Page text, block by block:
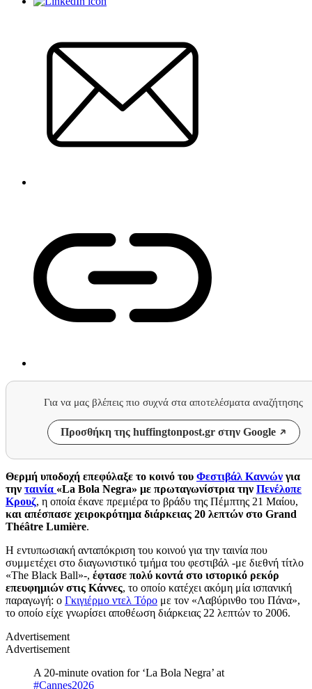
Για να μας βλέπεις πιο συχνά στα αποτελέσματα αναζήτησης
Προσθήκη της huffingtonpost.gr στην Google
Θερμή υποδοχή επεφύλαξε το κοινό του Φεστιβάλ Καννών για
την ταινία «La Bola Negra» με πρωταγωνίστρια την Πενέλοπε
Κρουζ, η οποία έκανε πρεμιέρα το βράδυ της Πέμπτης 21 Μαίου,
και απέσπασε χειροκρότημα διάρκειας 20 λεπτών στο Grand
Théâtre Lumière.
Η εντυπωσιακή ανταπόκριση του κοινού για την ταινία που
συμμετέχει στο διαγωνιστικό τμήμα του φεστιβάλ -με διεθνή τίτλο
«The Black Ball»-, έφτασε πολύ κοντά στο ιστορικό ρεκόρ
επευφημιών στις Κάννες, το οποίο κατέχει ακόμη μία ισπανική
παραγωγή: ο Γκιγιέρμο ντελ Τόρο με τον «Λαβύρινθο του Πάνα»,
το οποίο είχε γνωρίσει αποθέωση διάρκειας 22 λεπτών το 2006.
Advertisement
Advertisement
A 20-minute ovation for ‘La Bola Negra’ at
#Cannes2026